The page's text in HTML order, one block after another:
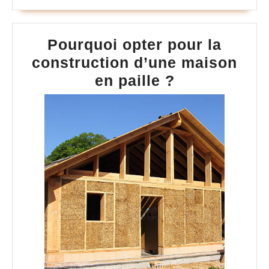
Pourquoi opter pour la
construction d’une maison
en paille ?
opter
pour
la
d’une
maison
en
paille
?